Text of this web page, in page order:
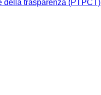
della trasparenza (PTPCT)